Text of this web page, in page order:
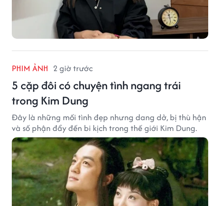
PHIM ẢNH 2 giờ trước
5 cặp đôi có chuyện tình ngang trái
trong Kim Dung
Đây là những mối tình đẹp nhưng dang dở, bị thù hận
và số phận đẩy đến bi kịch trong thế giới Kim Dung.